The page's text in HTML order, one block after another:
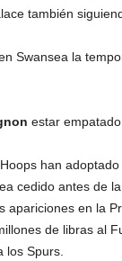
también
Swansea la
estar
han
cedido antes de
apariciones en la
de libras al
los Spurs.